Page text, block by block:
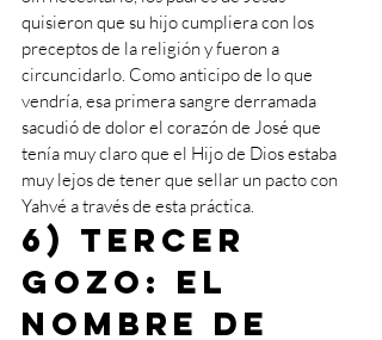
quisieron que su hijo cumpliera con los
preceptos de la religión y fueron a
circuncidarlo. Como anticipo de lo que
vendría, esa primera sangre derramada
sacudió de dolor el corazón de José que
tenía muy claro que el Hijo de Dios estaba
muy lejos de tener que sellar un pacto con
Yahvé a través de esta práctica.
6) Tercer
gozo: el
nombre de